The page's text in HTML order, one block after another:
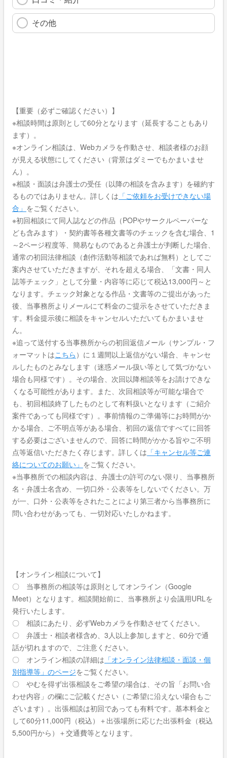
その他
【重要（必ずご確認ください）】
※相談時間は原則として60分となります（延長することもあり
ます）。
※オンライン相談は、Webカメラを作動させ、相談者様のお顔
が見える状態にしてください（背景はダミーでもかまいませ
ん）。
※相談・面談は弁護士の受任（以降の相談を含みます）を確約す
るものではありません。詳しくは 「ご依頼をお受けできない場
合」 をご覧ください。
※初回相談にて同人誌などの作品（POPやサークルペーパーな
ども含みます）・契約書等各種文書等のチェックを含む場合、1
～2ページ程度等、簡易なものであると弁護士が判断した場合、
通常の初回法律相談（創作活動等相談であれば無料）としてご
案内させていただきますが、それを超える場合、「文書・同人
誌等チェック」として分量・内容等に応じて税込13,000円～と
なります。チェック対象となる作品・文書等のご提出があった
後、当事務所よりメールにて料金のご提示をさせていただきま
す。料金提示後に相談をキャンセルいただいてもかまいませ
ん。
※追って送付する当事務所からの初回返信メール（サンプル・フ
ォーマットはこちら ）に１週間以上返信がない場合、キャンセ
ルしたものとみなします（迷惑メール扱い等として気づかない
場合も同様です）。その場合、次回以降相談等をお請けできな
くなる可能性があります。また、次回相談等が可能な場合で
も、初回相談終了したものとして有料扱いとなります（ご紹介
案件であっても同様です）。事前情報のご準備等にお時間がか
かる場合、ご不明点等がある場合、初回の返信ですべてに回答
する必要はございませんので、回答に時間がかかる旨やご不明
点等返信いただきたく存じます。詳しくは 「キャンセル等ご連
絡についてのお願い」 をご覧ください。
※当事務所での相談内容は、弁護士の許可のない限り、当事務所
名・弁護士名含め、一切口外・公表等をしないでください。万
が一、口外・公表等をされたことにより第三者から当事務所に
問い合わせがあっても、一切対応いたしかねます。
【オンライン相談について】
〇 当事務所の相談等は原則としてオンライン（Google
Meet）となります。相談開始前に、当事務所より会議用URLを
発行いたします。
〇 相談にあたり、必ずWebカメラを作動させてください。
〇 弁護士・相談者様含め、3人以上参加しますと、60分で通
話が切れますので、ご注意ください。
〇 オンライン相談の詳細は 「オンライン法律相談・面談・個
別指導等」のページをご覧ください。
〇 やむを得ず出張相談をご希望の場合は、その旨「お問い合
わせ内容」の欄にご記載ください（ご希望に沿えない場合もご
ざいます）。出張相談は初回であっても有料です。基本料金と
して60分11,000円（税込）＋出張場所に応じた出張料金（税込
5,500円から）＋交通費等となります。